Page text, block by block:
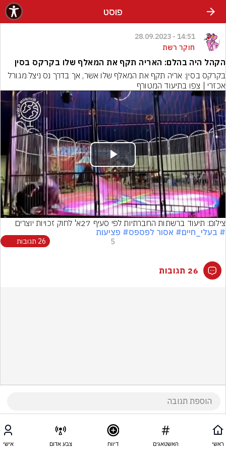
פוסט
14:51 - 28.09.2023
חוקר רשת
הקהל היה בהלם: האריה תקף את המאלף שלו בקרקס בסין
אכזרי | צפו בתיעוד המטורף
Play
Video
צילום: תיעוד ברשתות החברתיות לפי סעיף 27א' לחוק זכויות יוצרים
# בעלי_חיים# אסור לפספס# פציעות
5 26 תגובות
26 תגובות
ראשי האשטאגים דיווח צבע אדום אישי